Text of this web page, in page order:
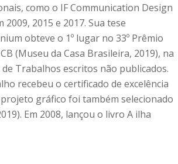
como o IF Communication Design
2009, 2015 e 2017. Sua tese
obteve o 1º lugar no 33º Prêmio
(Museu da Casa Brasileira, 2019), na
Trabalhos escritos não publicados.
recebeu o certificado de excelência
gráfico foi também selecionado
Em 2008, lançou o livro A ilha